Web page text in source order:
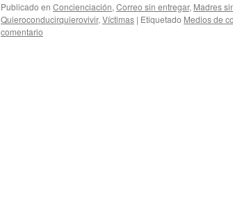
Publicado en Concienciación, Correo sin entregar, Madres
Quieroconducirquierovivir, Víctimas | Etiquetado Medios de
comentario